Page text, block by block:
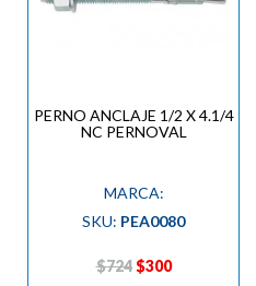
PERNO ANCLAJE 1/2 X 4.1/4
NC PERNOVAL
MARCA:
SKU: PEA0080
$724 $300